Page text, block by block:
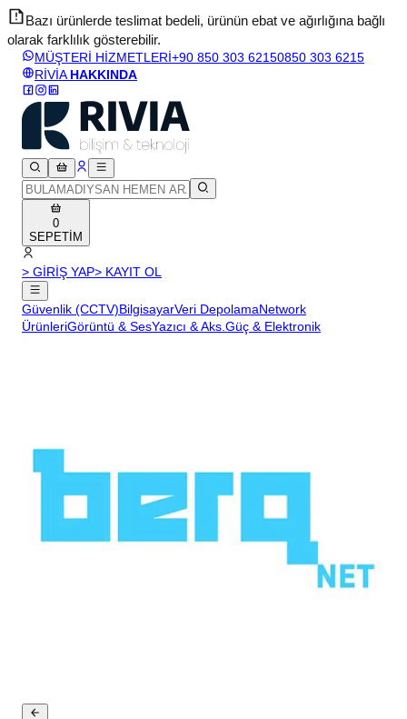
Bazı ürünlerde teslimat bedeli, ürünün ebat ve ağırlığına bağlı
olarak farklılık gösterebilir.
MÜŞTERİ HİZMETLERİ+90 850 303 62150850 303 6215
RİVİA HAKKINDA
0
SEPETİM
> GİRİŞ YAP> KAYIT OL
Güvenlik (CCTV)BilgisayarVeri DepolamaNetwork
ÜrünleriGörüntü & SesYazıcı & Aks.Güç & Elektronik